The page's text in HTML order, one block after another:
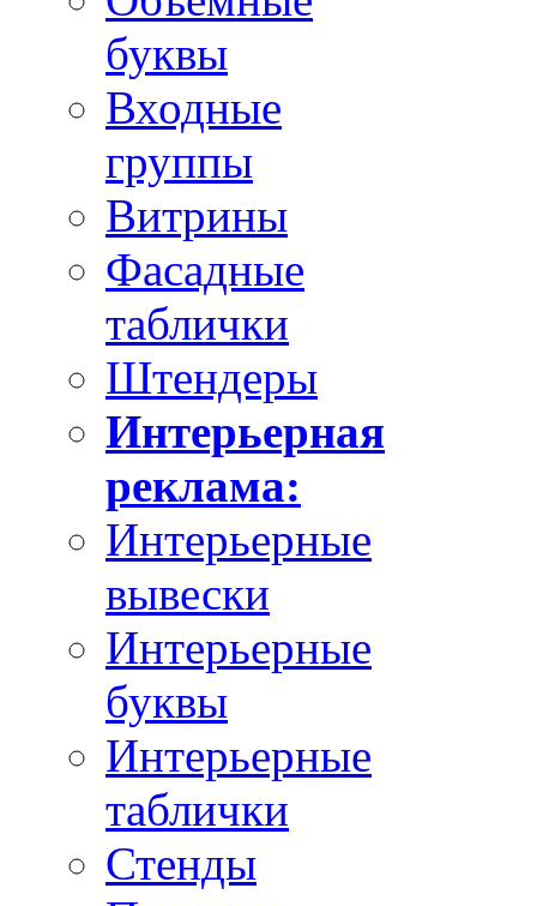
буквы
Входные
группы
Витрины
Фасадные
таблички
Штендеры
Интерьерная
реклама:
Интерьерные
вывески
Интерьерные
буквы
Интерьерные
таблички
Стенды